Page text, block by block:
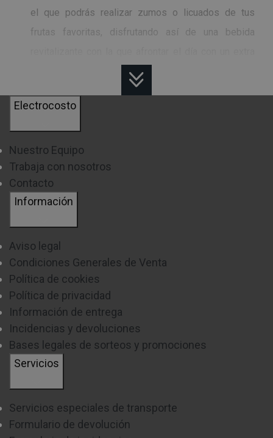
el que podrás realizar zumos o licuados de tus
frutas favoritas, disfrutando así de una bebida
Los licuados se han convertido, a día de hoy, en una
opción mucho más saludable y con muchos más
beneficios para la salud que los refrescos con gas.
Actualmente existen diferentes tipos que te
ayudarán a obtener, de manera rápida y sencilla, todo
el jugo de tus frutas favoritas:
Manual:
Uno de los modelos más habituales en los hogares,
sufuncionamientoes muy
de un mayor esfuerzo , ya que con estos modelos
deberás ejercer una mayor presión para extraer todo
De palanca:
Electrocosto
Nuestro Equipo
Trabaja con nosotros
Contacto
Información
Aviso legal
Condiciones Generales de Venta
Política de cookies
Política de privacidad
Información de entrega
Incidencias y devoluciones
Bases legales de sorteos y promociones
Servicios
Servicios especiales de transporte
Formulario de devolución